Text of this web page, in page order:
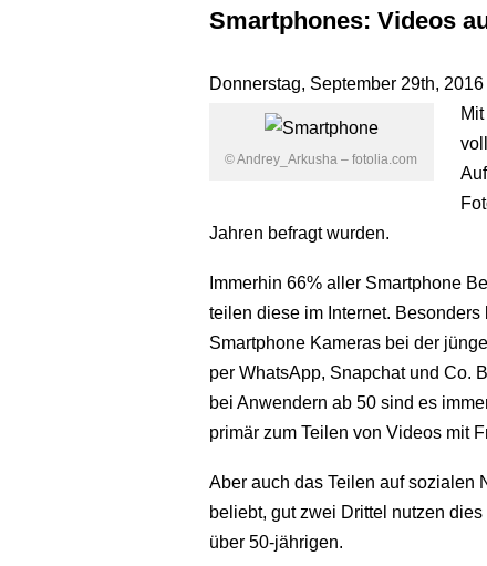
Smartphones: Videos
Donnerstag, September 29th, 2016
© Andrey_Arkusha – fotolia.com
Jahren befragt wurden.
Immerhin 66% aller Smartphone
teilen diese im Internet.
Smartphone Kameras bei der
per WhatsApp, Snapchat und Co.
bei Anwendern ab 50 sind es
primär zum Teilen von Videos mit
Aber auch das Teilen auf sozialen
beliebt, gut zwei Drittel nutzen
über 50-jährigen.